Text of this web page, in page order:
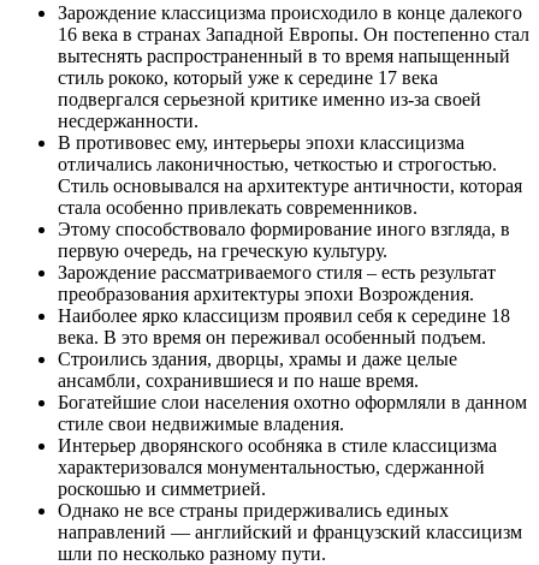
Зарождение классицизма происходило в конце далекого
16 века в странах Западной Европы. Он постепенно стал
вытеснять распространенный в то время напыщенный
стиль рококо, который уже к середине 17 века
подвергался серьезной критике именно из-за своей
несдержанности.
В противовес ему, интерьеры эпохи классицизма
отличались лаконичностью, четкостью и строгостью.
Стиль основывался на архитектуре античности, которая
стала особенно привлекать современников.
Этому способствовало формирование иного взгляда, в
первую очередь, на греческую культуру.
Зарождение рассматриваемого стиля – есть результат
преобразования архитектуры эпохи Возрождения.
Наиболее ярко классицизм проявил себя к середине 18
века. В это время он переживал особенный подъем.
Строились здания, дворцы, храмы и даже целые
ансамбли, сохранившиеся и по наше время.
Богатейшие слои населения охотно оформляли в данном
стиле свои недвижимые владения.
Интерьер дворянского особняка в стиле классицизма
характеризовался монументальностью, сдержанной
роскошью и симметрией.
Однако не все страны придерживались единых
направлений — английский и французский классицизм
шли по несколько разному пути.